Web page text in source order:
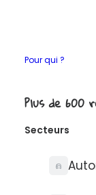
Pour qui ?
Plus de 600
Secteurs